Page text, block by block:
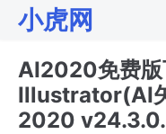
小虎网
AI2020免费
Illustrator(AI
2020